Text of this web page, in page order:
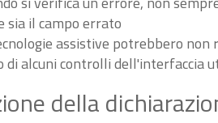
sia il campo errato
assistive potrebbero
di alcuni controlli dell'interfaccia
della